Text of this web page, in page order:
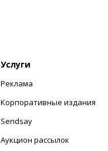
Услуги
Реклама
Корпоративные издания
Sendsay
Аукцион рассылок